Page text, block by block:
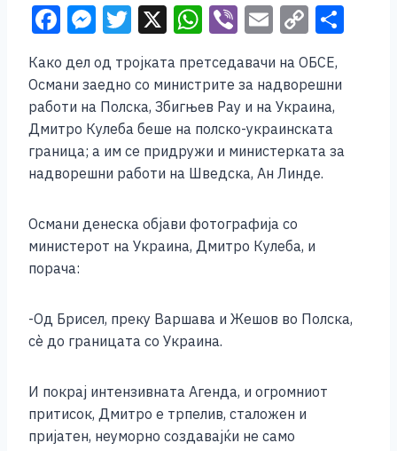
F
c
e
b
o
o
k
M
ss
e
n
g
er
T
wi
tt
er
X W
at
s
A
p
p
Vi
er
E
ai
l
C
o
p
y
Li
n
k
Како дел од тројката претседавачи на ОБСЕ,
Османи заедно со министрите за надворешни
работи на Полска, Збигњев Рау и на Украина,
Дмитро Кулеба беше на полско-украинската
граница; а им се придружи и министерката за
надворешни работи на Шведска, Ан Линде.
Османи денеска објави фотографија со
министерот на Украина, Дмитро Кулеба, и
порача:
-Од Брисел, преку Варшава и Жешов во Полска,
сѐ до границата со Украина.
И покрај интензивната Агенда, и огромниот
притисок, Дмитро е трпелив, сталожен и
пријатен, неуморно создавајќи не само